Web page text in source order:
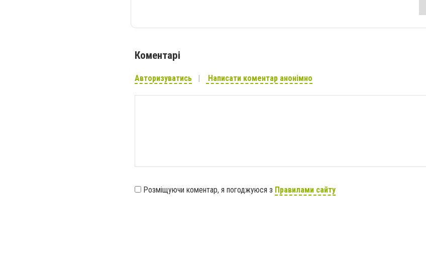
Коментарі
Авторизуватись Написати коментар анонімно
Розміщуючи коментар, я погоджуюся з Правилами сайту